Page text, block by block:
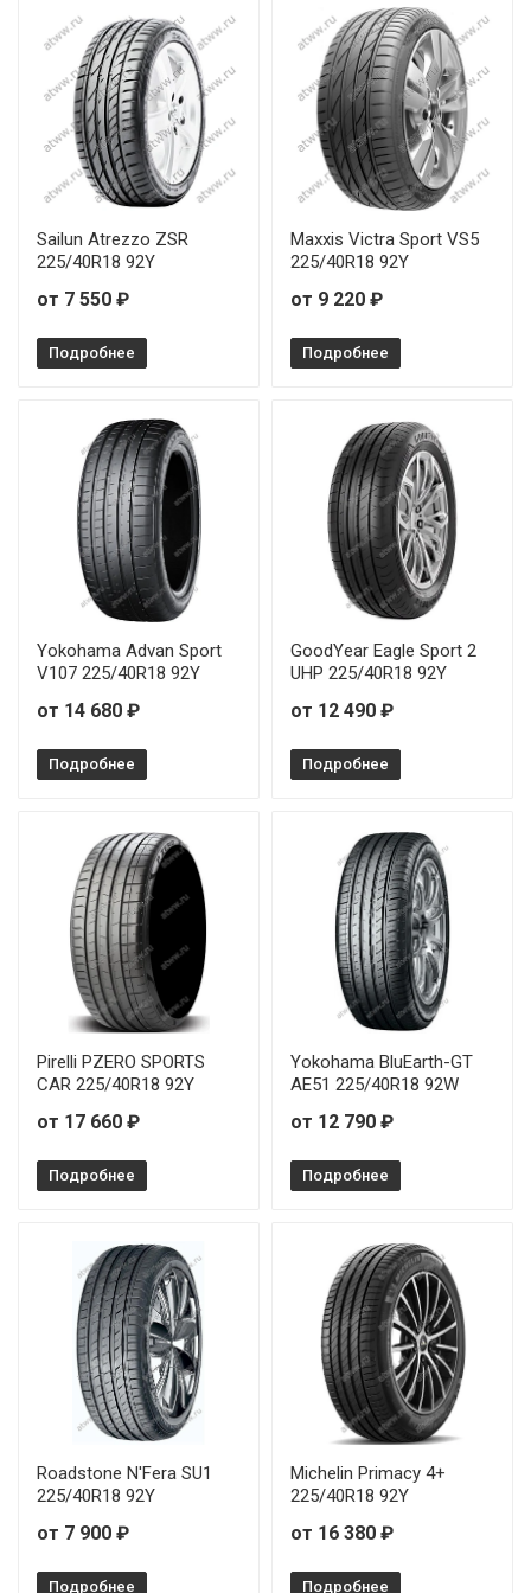
Sailun Atrezzo ZSR
225/40R18 92Y
от 7 550 ₽
Подробнее
Maxxis Victra Sport VS5
225/40R18 92Y
от 9 220 ₽
Подробнее
Yokohama Advan Sport
V107 225/40R18 92Y
от 14 680 ₽
Подробнее
GoodYear Eagle Sport 2
UHP 225/40R18 92Y
от 12 490 ₽
Подробнее
Pirelli PZERO SPORTS
CAR 225/40R18 92Y
от 17 660 ₽
Подробнее
Yokohama BluEarth-GT
AE51 225/40R18 92W
от 12 790 ₽
Подробнее
Roadstone N'Fera SU1
225/40R18 92Y
от 7 900 ₽
Подробнее
Michelin Primacy 4+
225/40R18 92Y
от 16 380 ₽
Подробнее